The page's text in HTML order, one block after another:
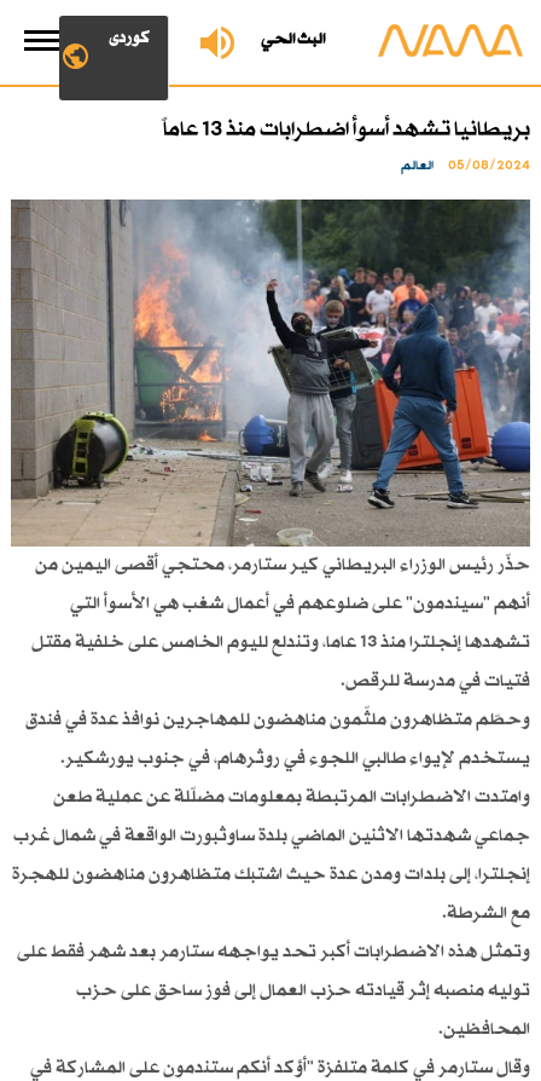
البث الحي کوردی
بريطانيا تشهد أسوأ اضطرابات منذ 13 عاماً
05/08/2024 العالم
حذّر رئيس الوزراء البريطاني كير ستارمر، محتجي أقصى اليمين من
أنهم "سيندمون" على ضلوعهم في أعمال شغب هي الأسوأ التي
تشهدها إنجلترا منذ 13 عاما، وتندلع لليوم الخامس على خلفية مقتل
فتيات في مدرسة للرقص.
وحطّم متظاهرون ملثّمون مناهضون للمهاجرين نوافذ عدة في فندق
يستخدم لإيواء طالبي اللجوء في روثرهام، في جنوب يورشكير.
وامتدت الاضطرابات المرتبطة بمعلومات مضلّلة عن عملية طعن
جماعي شهدتها الاثنين الماضي بلدة ساوثبورت الواقعة في شمال غرب
إنجلترا، إلى بلدات ومدن عدة حيث اشتبك متظاهرون مناهضون للهجرة
مع الشرطة.
وتمثل هذه الاضطرابات أكبر تحد يواجهه ستارمر بعد شهر فقط على
توليه منصبه إثر قيادته حزب العمال إلى فوز ساحق على حزب
المحافظين.
وقال ستارمر في كلمة متلفزة "أؤكد أنكم ستندمون على المشاركة في